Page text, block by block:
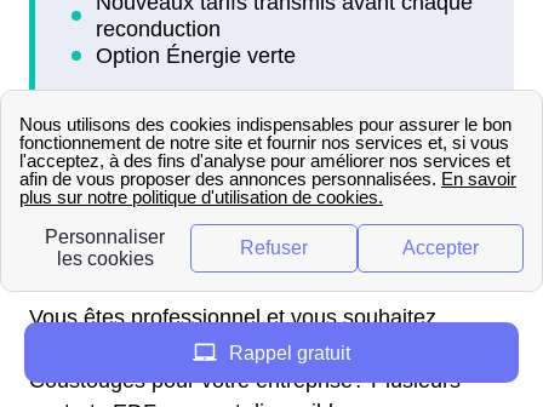
Coustouges : découvrir toutes
les offres EDF destinées aux
professionnels
Vous êtes professionnel et vous souhaitez
connaître les offres proposées par EDF à
Coustouges pour votre entreprise? Plusieurs
Rappel gratuit